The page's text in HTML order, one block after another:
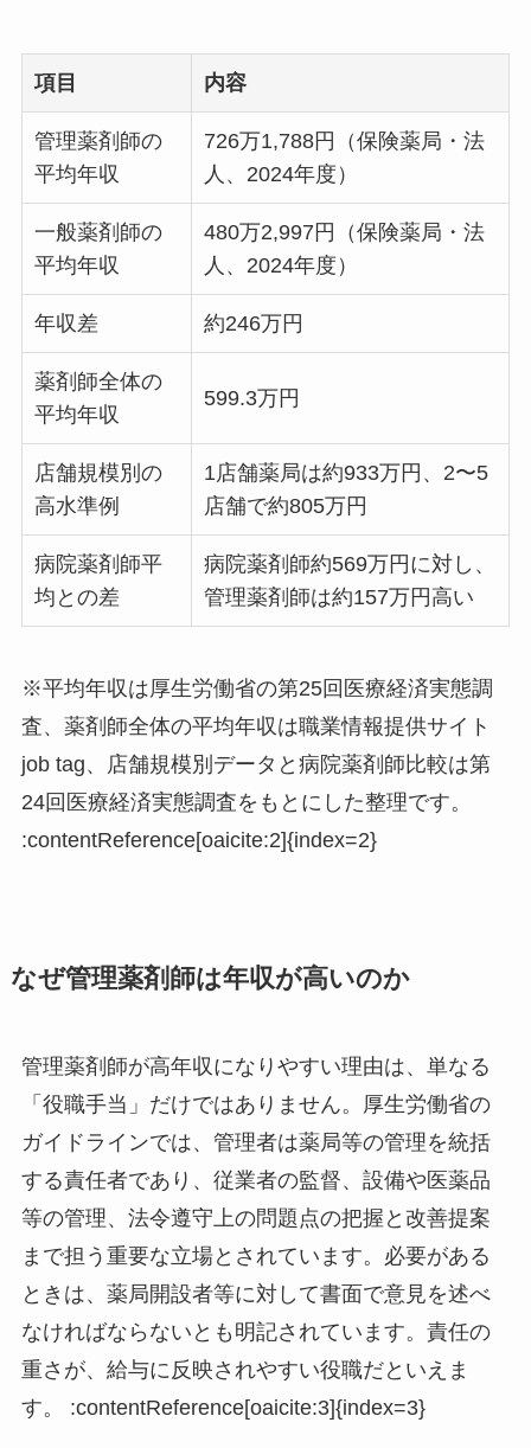
項目 内容
管理薬剤師の
平均年収
726万1,788円（保険薬局・法
人、2024年度）
一般薬剤師の
平均年収
480万2,997円（保険薬局・法
人、2024年度）
年収差 約246万円
薬剤師全体の
平均年収
599.3万円
店舗規模別の
高水準例
1店舗薬局は約933万円、2〜5
店舗で約805万円
病院薬剤師平
均との差
病院薬剤師約569万円に対し、
管理薬剤師は約157万円高い
※平均年収は厚生労働省の第25回医療経済実態調
査、薬剤師全体の平均年収は職業情報提供サイト
job tag、店舗規模別データと病院薬剤師比較は第
24回医療経済実態調査をもとにした整理です。
:contentReference[oaicite:2]{index=2}
なぜ管理薬剤師は年収が高いのか
管理薬剤師が高年収になりやすい理由は、単なる
「役職手当」だけではありません。厚生労働省の
ガイドラインでは、管理者は薬局等の管理を統括
する責任者であり、従業者の監督、設備や医薬品
等の管理、法令遵守上の問題点の把握と改善提案
まで担う重要な立場とされています。必要がある
ときは、薬局開設者等に対して書面で意見を述べ
なければならないとも明記されています。責任の
重さが、給与に反映されやすい役職だといえま
す。 :contentReference[oaicite:3]{index=3}